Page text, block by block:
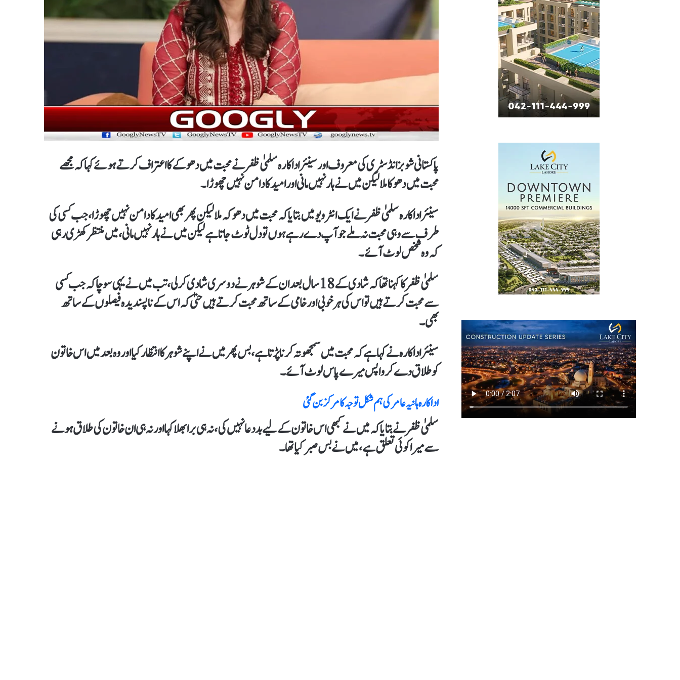
پاکستانی شوبز انڈسٹری کی معروف اور سینئر اداکارہ سلمیٰ ظفر نے محبت میں دھوکے کا اعتراف کرتے ہوئے کہا کہ مجھے
محبت میں دھوکا ملا لیکن میں نے ہار نہیں مانی اور امید کا دامن نہیں چھوڑا۔
سینئر اداکارہ سلمیٰ ظفر نے ایک انٹرویو میں بتایا کہ محبت میں دھوکہ ملا لیکن پھر بھی امید کا دامن نہیں چھوڑا، جب کسی کی
طرف سے وہی محبت نہ ملےجو آپ دے رہے ہوں تو دل ٹوٹ جاتا ہے لیکن میں نے ہار نہیں مانی،میں منتظر کھڑی رہی
کہ وہ شخص لوٹ آئے۔
سلمیٰ ظفر کا کہنا تھا کہ شادی کے 18 سال بعد ان کے شوہر نے دوسری شادی کر لی، تب میں نے یہی سوچاکہ جب کسی
سے محبت کرتےہیں تو اس کی ہر خوبی اور خامی کے ساتھ محبت کرتے ہیں حتیٰ کہ اس کے ناپسندیدہ فیصلوں کے ساتھ
بھی۔
سینئر اداکارہ نے کہا ہےکہ محبت میں سمجھوتہ کرنا پڑتا ہے،بس پھر میں نے اپنے شوہر کا انتظار کیا اور وہ بعد میں اس خاتون
کو طلاق دے کر واپس میرے پاس لوٹ آئے۔
اداکارہ ہانیہ عامر کی ہم شکل توجہ کامرکزبن گئی
سلمیٰ ظفر نے بتایا کہ میں نے کبھی اس خاتون کےلیے بد دعا نہیں کی،نہ ہی برا بھلا کہا اور نہ ہی ان خاتون کی طلاق ہونے
سے میرا کوئی تعلق ہے،میں نے بس صبر کیا تھا۔